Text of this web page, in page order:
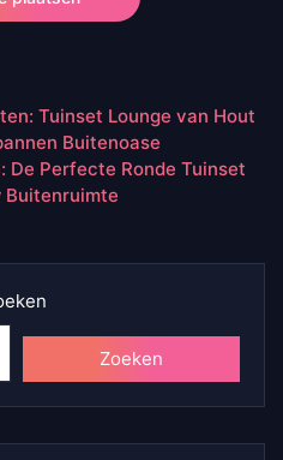
Tuinset Lounge van Hout
Buitenoase
De Perfecte Ronde Tuinset
Buitenruimte
Zoeken